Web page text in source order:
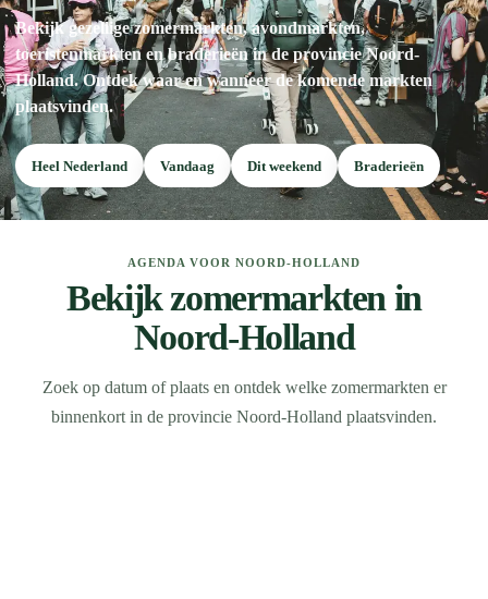
Bekijk gezellige zomermarkten, avondmarkten,
toeristenmarkten en braderieën in de provincie Noord-
Holland. Ontdek waar en wanneer de komende markten
plaatsvinden.
Heel Nederland Vandaag Dit weekend Braderieën
AGENDA VOOR NOORD-HOLLAND
Bekijk zomermarkten in
Noord-Holland
Zoek op datum of plaats en ontdek welke zomermarkten er
binnenkort in de provincie Noord-Holland plaatsvinden.